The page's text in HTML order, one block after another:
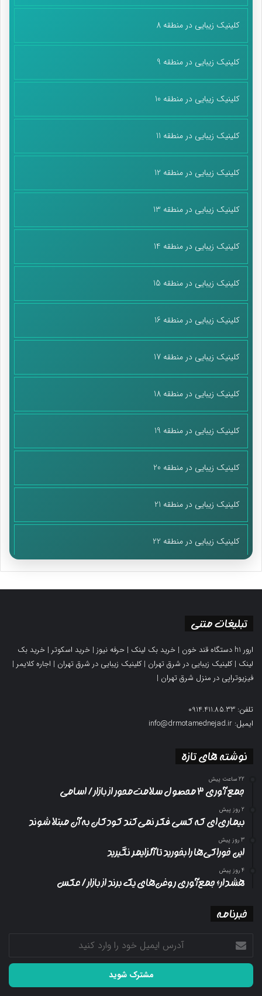
کلینیک زیبایی در منطقه 8
کلینیک زیبایی در منطقه 9
کلینیک زیبایی در منطقه 10
کلینیک زیبایی در منطقه 11
کلینیک زیبایی در منطقه 12
کلینیک زیبایی در منطقه 13
کلینیک زیبایی در منطقه 14
کلینیک زیبایی در منطقه 15
کلینیک زیبایی در منطقه 16
کلینیک زیبایی در منطقه 17
کلینیک زیبایی در منطقه 18
کلینیک زیبایی در منطقه 19
کلینیک زیبایی در منطقه 20
کلینیک زیبایی در منطقه 21
کلینیک زیبایی در منطقه 22
تبلیغات متنی
ارور h1 دستگاه قند خون | خرید بک لینک | حرفه نیوز | خرید اسکوتر | خرید بک
لینک |کلینیک زیبایی در شرق تهران |کلینیک زیبایی در شرق تهران | اجاره کلایمر |
فیزیوتراپی در منزل شرق تهران |
تلفن: 0914.411.85.33
ایمیل: info@drmotamednejad.ir
نوشته های تازه
22 ساعت پیش
جمع آوری ۳ محصول سلامت‌محور از بازار/ اسامی
2 روز پیش
بیماری‌ای که کسی فکر نمی‌کند کودکان به آن مبتلا شوند
3 روز پیش
این خوراکی‌ها را بخورید تا آلزایمر نگیرید
4 روز پیش
هشدار؛ جمع‌آوری روغن‌های یک برند از بازار/ عکس
خبرنامه
آدرس
ایمیل
خود
وارد